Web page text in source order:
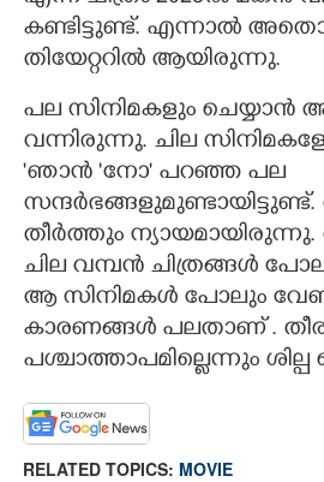
കണ്ടിട്ടുണ്ട്. എന്നാൽ
തിയേറ്ററിൽ ആയിരുന്നു.
പല സിനിമകളും ചെയ്യാൻ
വന്നിരുന്നു. ചില
'ഞാൻ 'നോ' പറഞ്ഞ പല
തീർത്തും
ചില വമ്പൻ ചിത്രങ്ങൾ
ആ സിനിമകൾ പോലും
കാരണങ്ങൾ പലതാണ് .
പശ്ചാത്താപമില്ലെന്നും ശില്പ
RELATED TOPICS: MOVIE